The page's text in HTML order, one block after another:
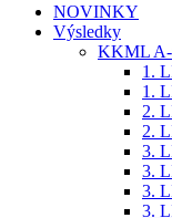
NOVINKY
Výsledky
KKML
1.
1.
2.
2.
3.
3.
3.
3.